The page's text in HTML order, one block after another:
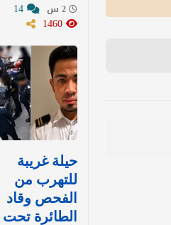
حيلة غريبة
للتهرب من
الفحص وقاد
الطائرة تحت